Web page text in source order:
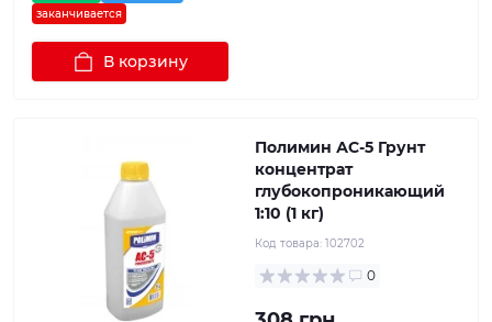
заканчивается
В корзину
Полимин АС-5 Грунт
концентрат
глубокопроникающий
1:10 (1 кг)
Код товара: 102702
0